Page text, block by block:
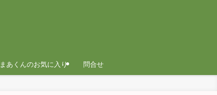
まあくんのお気に入り 問合せ